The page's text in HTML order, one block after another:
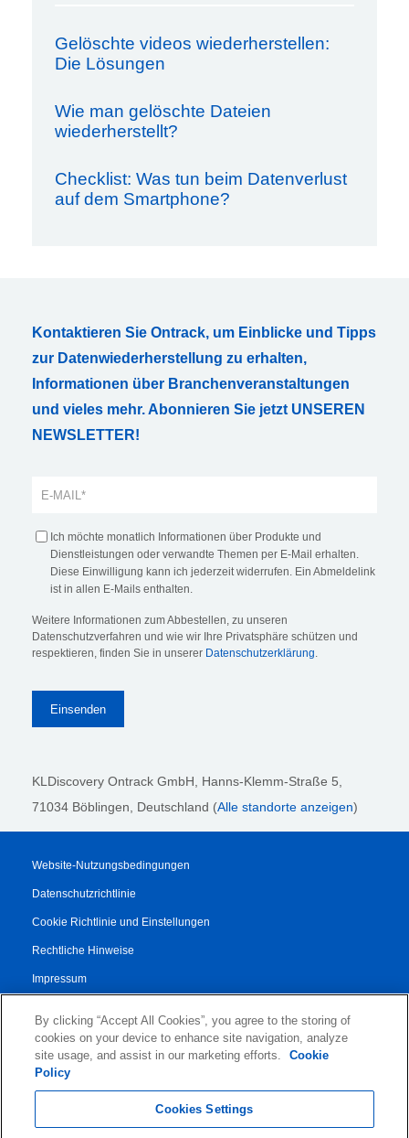
Gelöschte videos wiederherstellen:
Die Lösungen
Wie man gelöschte Dateien
wiederherstellt?
Checklist: Was tun beim Datenverlust
auf dem Smartphone?
Kontaktieren Sie Ontrack, um Einblicke und Tipps
zur Datenwiederherstellung zu erhalten,
Informationen über Branchenveranstaltungen
und vieles mehr. Abonnieren Sie jetzt UNSEREN
NEWSLETTER!
Ich möchte monatlich Informationen über Produkte und
Dienstleistungen oder verwandte Themen per E-Mail erhalten.
Diese Einwilligung kann ich jederzeit widerrufen. Ein Abmeldelink
ist in allen E-Mails enthalten.
Weitere Informationen zum Abbestellen, zu unseren
Datenschutzverfahren und wie wir Ihre Privatsphäre schützen und
respektieren, finden Sie in unserer Datenschutzerklärung.
KLDiscovery Ontrack GmbH, Hanns-Klemm-Straße 5
71034 Böblingen , Deutschland (Alle standorte anzeigen)
Website-Nutzungsbedingungen
Datenschutzrichtlinie
Cookie Richtlinie und Einstellungen
Rechtliche Hinweise
Impressum
AGB
Vertrag für Autorisierte Partner
By clicking “Accept All Cookies”, you agree to the storing of
cookies on your device to enhance site navigation, analyze
site usage, and assist in our marketing efforts.
Cookie
Policy
Cookies Settings